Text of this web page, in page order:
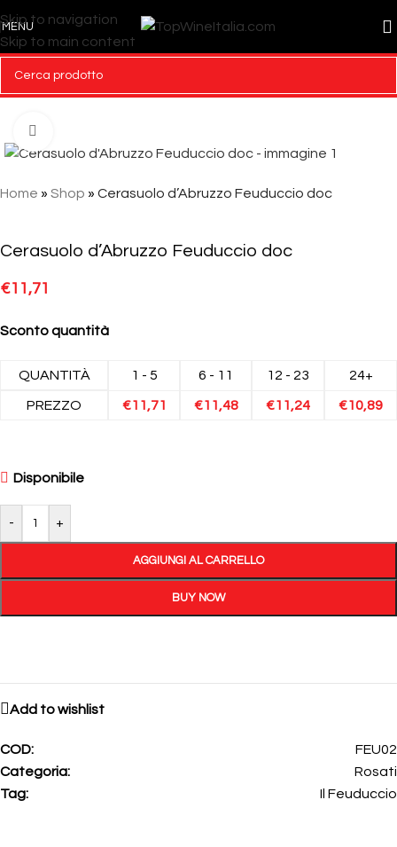
Skip to navigation
Skip to main content
MENU
Home » Shop » Cerasuolo d’Abruzzo Feuduccio doc
Cerasuolo d’Abruzzo Feuduccio doc
€11,71
Sconto quantità
QUANTITÀ 1 - 5 6 - 11 12 - 23 24+
PREZZO €11,71 €11,48 €11,24 €10,89
Disponibile
- +
AGGIUNGI AL CARRELLO
BUY NOW
Add to wishlist
COD:
FEU02
Categoria:
Rosati
Tag:
Il Feuduccio